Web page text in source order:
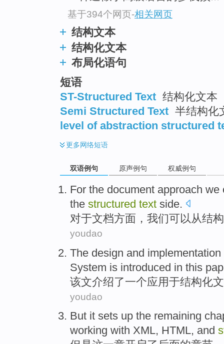
基于394个网页-相关网页
结构文本
结构化文本
布局化语句
短语
ST-Structured Text 结构化文本
Semi Structured Text 半结构化
level of abstraction structured
更多网络短语
双语例句 原声例句 权威例句
For the document approach we
the structured text side.
对于文档方面， 我们可以 从结
youdao
The design and implementation
System is introduced in this
该文介绍了一个应用于结构化
youdao
But it sets up the remaining
working with XML, HTML, and